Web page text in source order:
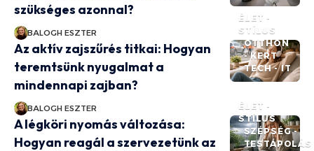
szükséges azonnal?
BALOGH ESZTER
ÉLET -
STÍLUS
OTTHON
- KERT
TECH - IT
Az aktív zajszűrés titkai: Hogyan
teremtsünk nyugalmat a
mindennapi zajban?
BALOGH ESZTER
ÉLET -
STÍLUS
SZÉPSÉG -
TESTÁPOLÁS
A légköri nyomás változása:
Hogyan reagál a szervezetünk az